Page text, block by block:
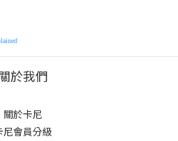
於我們
關於卡尼
尼會員分級